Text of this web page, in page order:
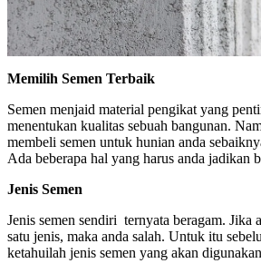
Memilih Semen Terbaik
Semen menjaid material pengikat yang
menentukan kualitas sebuah bangunan.
membeli semen untuk hunian anda
Ada beberapa hal yang harus anda jadikan
Jenis Semen
Jenis semen sendiri ternyata beragam. Jika
satu jenis, maka anda salah. Untuk itu
ketahuilah jenis semen yang akan